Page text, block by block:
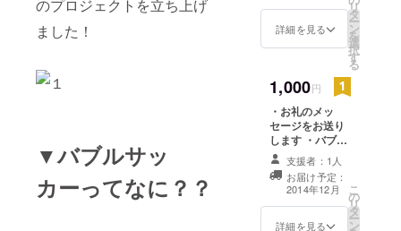
のプロジェクトを立ち上げ
ました！
▼バブルサッ
カーってなに？？
詳細を見る
リ
タ
ー
ン
を
選
択
す
る
1,000円
・お礼のメッ
セージをお送り
します ・バブル
サッカー写真
データを3枚お送
りします ・オリ
ジナルボールペ
ン1本
支援者：1人
お届け予定：
2014年12月
詳細を見る
こ
の
リ
タ
ー
ン